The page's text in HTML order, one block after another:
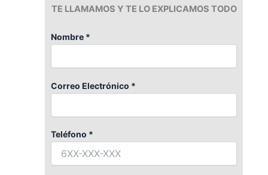
TE LLAMAMOS Y TE LO EXPLICAMOS TODO
Nombre *
Correo Electrónico *
Teléfono *